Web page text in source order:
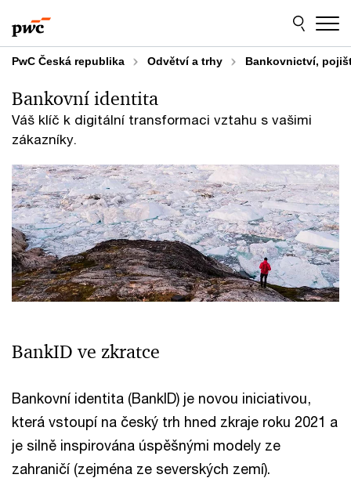
to
content
to
footer
PwC Česká republika Odvětví a trhy Bankovnictví,
Váš klíč k digitální transformaci vztahu s vašimi
zákazníky.
Bankovní identita
BankID ve zkratce
Bankovní identita (BankID) je novou iniciativou,
která vstoupí na český trh hned zkraje roku 2021 a
je silně inspirována úspěšnými modely ze
zahraničí (zejména ze severských zemí).